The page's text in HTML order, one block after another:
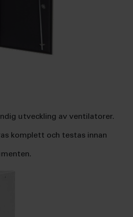
utveckling av ventilatorer.
komplett och testas innan